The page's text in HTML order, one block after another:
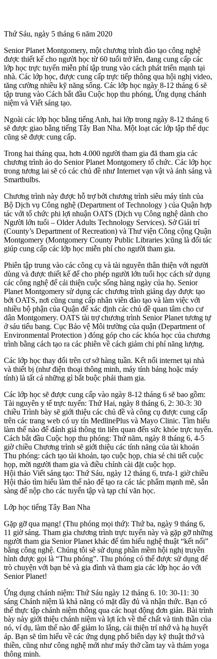
Thứ Sáu, ngày 5 tháng 6 năm 2020
Senior Planet Montgomery, một chương trình đào tạo công nghệ
được thiết kế cho người học từ 60 tuổi trở lên, đang cung cấp các
lớp học trực tuyến miễn phí tập trung vào cách phát triển mạnh tại
nhà. Các lớp học, được cung cấp trực tiếp thông qua hội nghị video,
tăng cường nhiều kỹ năng sống. Các lớp học ngày 8-12 tháng 6 sẽ
tập trung vào Cách bắt đầu Cuộc họp thu phóng, Ứng dụng chánh
niệm và Viết sáng tạo.
Ngoài các lớp học bằng tiếng Anh, hai lớp trong ngày 8-12 tháng 6
sẽ được giao bằng tiếng Tây Ban Nha. Một loạt các lớp tập thể dục
cũng sẽ được cung cấp.
Trong hai tháng qua, hơn 4.000 người tham gia đã tham gia các
chương trình ảo do Senior Planet Montgomery tổ chức. Các lớp học
trong tương lai sẽ có các chủ đề như Internet vạn vật và ánh sáng và
Smartbulbs.
Chương trình này được hỗ trợ bởi chương trình siêu máy tính của
Bộ Dịch vụ Công nghệ (Department of Technology ) của Quận hợp
tác với tổ chức phi lợi nhuận OATS (Dịch vụ Công nghệ dành cho
Người lớn tuổi – Older Adults Technology Services). Sở Giải trí
(County’s Department of Recreation) và Thư viện Công cộng Quận
Montgomery (Montgomery County Public Libraries )cũng là đối tác
giúp cung cấp các lớp học miễn phí cho người tham gia.
Phiên tập trung vào các công cụ và tài nguyên thân thiện với người
dùng và được thiết kế để cho phép người lớn tuổi học cách sử dụng
các công nghệ để cải thiện cuộc sống hàng ngày của họ. Senior
Planet Montgomery sử dụng các chương trình giảng dạy được tạo
bởi OATS, nơi cũng cung cấp nhân viên đào tạo và làm việc với
nhiều bộ phận của Quận để xác định các chủ đề quan tâm cho cư
dân Montgomery. OATS tài trợ chương trình Senior Planet tương tự
ở sáu tiểu bang. Cục Bảo vệ Môi trường của quận (Department of
Environmental Protection ) đóng góp cho các khóa học của chương
trình bằng cách tạo ra các phiên về cách giảm chi phí năng lượng.
Các lớp học thay đổi trên cơ sở hàng tuần. Kết nối internet tại nhà
và thiết bị (như điện thoại thông minh, máy tính bảng hoặc máy
tính) là tất cả những gì bắt buộc phải tham gia.
Các lớp học sẽ được cung cấp vào ngày 8-12 tháng 6 sẽ bao gồm:
Tài nguyên y tế trực tuyến: Thứ Hai, ngày 8 tháng 6, 2: 30-3: 30
chiều Trình bày sẽ giới thiệu các chủ đề và công cụ được cung cấp
trên các trang web có uy tín MedlinePlus và Mayo Clinic. Tìm hiểu
làm thế nào để đánh giá thông tin liên quan đến sức khỏe trực tuyến.
Cách bắt đầu Cuộc họp thu phóng: Thứ năm, ngày 8 tháng 6, 4-5
giờ chiều Chương trình sẽ giới thiệu các tính năng của tài khoản
Thu phóng: cách tạo tài khoản, tạo cuộc họp, chia sẻ chi tiết cuộc
họp, mời người tham gia và điều chỉnh cài đặt cuộc họp.
Hội thảo Viết sáng tạo: Thứ Sáu, ngày 12 tháng 6, trưa-1 giờ chiều
Hội thảo tìm hiểu làm thế nào để tạo ra các tác phẩm mạnh mẽ, sẵn
sàng để nộp cho các tuyển tập và tạp chí văn học.
Lớp học tiếng Tây Ban Nha
Gặp gỡ qua mạng! (Thu phóng mọi thứ): Thứ ba, ngày 9 tháng 6,
11 giờ sáng. Tham gia chương trình trực tuyến này và gặp gỡ những
người tham gia Senior Planet khác để tìm hiểu nghệ thuật “kết nối”
bằng công nghệ. Chúng tôi sẽ sử dụng phần mềm hội nghị truyền
hình được gọi là “Thu phóng”. Thu phóng có thể được sử dụng để
trò chuyện với bạn bè và gia đình và tham gia các lớp học ảo với
Senior Planet!
Ứng dụng chánh niệm: Thứ Sáu ngày 12 tháng 6. 10: 30-11: 30
sáng Chánh niệm là khả năng có mặt đầy đủ và nhận thức. Bạn có
thể thực tập chánh niệm thông qua các hoạt động đơn giản. Bài trình
bày này giới thiệu chánh niệm và lợi ích về thể chất và tinh thần của
nó, ví dụ, làm thế nào để giảm lo lắng, cải thiện trí nhớ và hạ huyết
áp. Bạn sẽ tìm hiểu về các ứng dụng phổ biến dạy kỹ thuật thở và
thiền, cũng như công nghệ mới như máy thở cầm tay và thảm yoga
thông minh.